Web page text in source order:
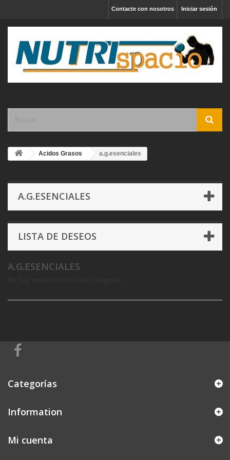
Iniciar sesión
Contacte con nosotros
Acidos Grasos a.g.esenciales
A.G.ESENCIALES
LISTA DE DESEOS
A.G.ESENCIALES
Categorías
Information
Mi cuenta